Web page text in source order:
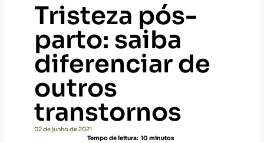
Tristeza pós-
parto: saiba
diferenciar de
outros
transtornos
02 de junho de 2021
Tempo de leitura: 10 minutos